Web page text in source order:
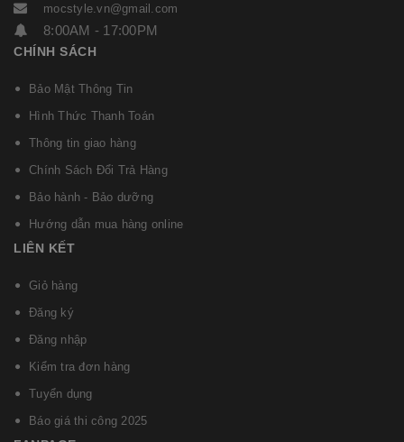
mocstyle.vn@gmail.com
8:00AM - 17:00PM
CHÍNH SÁCH
Bảo Mật Thông Tin
Hình Thức Thanh Toán
Thông tin giao hàng
Chính Sách Đổi Trả Hàng
Bảo hành - Bảo dưỡng
Hướng dẫn mua hàng online
LIÊN KẾT
Giỏ hàng
Đăng ký
Đăng nhập
Kiểm tra đơn hàng
Tuyển dụng
Báo giá thi công 2025